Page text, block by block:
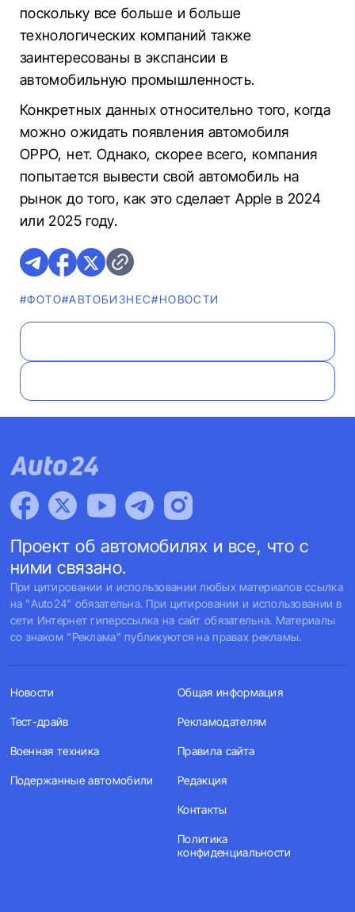
поскольку все больше и больше
технологических компаний также
заинтересованы в экспансии в
автомобильную промышленность.
Конкретных данных относительно того, когда
можно ожидать появления автомобиля
OPPO, нет. Однако, скорее всего, компания
попытается вывести свой автомобиль на
рынок до того, как это сделает Apple в 2024
или 2025 году.
#ФОТО#AВТОБИЗНЕС#НОВОСТИ
Проект об автомобилях и все, что с
ними связано.
При цитировании и использовании любых материалов ссылка
на "Auto24" обязательна. При цитировании и использовании в
сети Интернет гиперссылка на сайт обязательна. Материалы
со знаком "Реклама" публикуются на правах рекламы.
Новости
Тест-драйв
Военная техника
Подержанные автомобили
Общая информация
Рекламодателям
Правила сайта
Редакция
Контакты
Политика
конфиденциальности